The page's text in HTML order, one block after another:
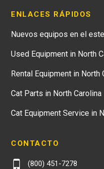
ENLACES RÁPIDOS
Nuevos equipos en el
Used Equipment in North
Rental Equipment in North
Cat Parts in North Carolina
Cat Equipment Service in
CONTACTO
(800) 451-7278